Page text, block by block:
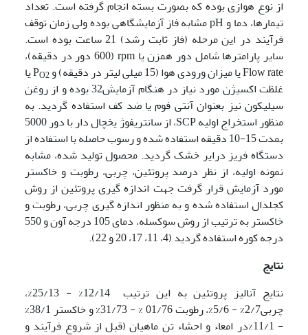
از نوع هوازی بوده که بصورت بسته انجام گرفته است. تعداد
تیمارها، دما و pH مشابه فاز آزمایشگاهی بوده ولی زمان توقف
فرآیند در این مرحله (فاز ثابت رشد) 21 ساعت بوده است.
سایر پارامترها شامل دور همزن یا rpm (600 دور در دقیقه)،
Flow rate یا میزان ورودی هوا (15 میلی لیتر در دقیقه) و P
O2 یا
غلظت اکسیژن مورد نیاز در هنگام آزمایش32 بوده و از روغن
سیلیکون نیز بعنوان آنتی فوم یا ضد کف استفاده گردید. به
منظور استخراج اولیه SCP، از سانتریفوژ یخچال دار با دور 5000
بمدت 15-10 دقیقه استفاده شده و رسوب حاصله با استفاده از
دستگاه فریز درایر خشک گردید. محصول تولید شده، مشابه
نمونه اولیه، از نظر درصد پروتئین، چربی، رطوبت و خاکستر
مورد آزمایش قرار گرفت جهت اندازه گیری پروتئین از روش
کجلدال استفاده شده و به منظور اندازه گیری چربی، رطوبت و
خاکستر به ترتیب از روش سوکسله، دمای 105 درجه آون و 550
درجه کوره استفاده گردید (4، 11، 17، 20 و 22).
نتایج
نتایج آنالیز پروتئین به این ترتیب 12/14% - 25/13%،
چربی2/7% - 5/6%، رطوبت 01/76 % - 31/73% و خاکستر 38/1%
- 11/1%در امعاء و احشاء تن ماهیان (قبل از شروع فرآیند و